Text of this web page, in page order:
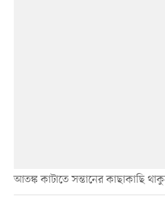
আতঙ্ক কাটাতে সন্তানের কাছাকাছি